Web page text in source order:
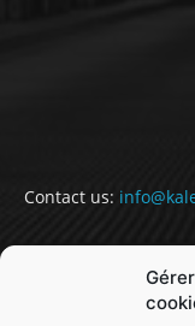
Contact us: